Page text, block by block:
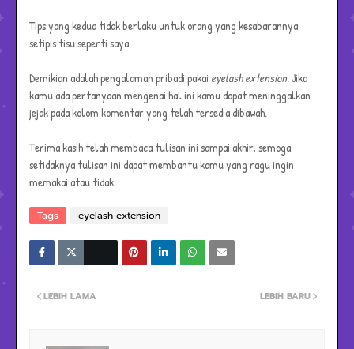
Tips yang kedua tidak berlaku untuk orang yang kesabarannya
setipis tisu seperti saya.
Demikian adalah pengalaman pribadi pakai eyelash extension.Jika
kamu ada pertanyaan mengenai hal ini kamu dapat meninggalkan
jejak pada kolom komentar yang telah tersedia dibawah.
Terima kasih telah membaca tulisan ini sampai akhir, semoga
setidaknya tulisan ini dapat membantu kamu yang ragu ingin
memakai atau tidak.
Tags eyelash extension
LEBIH BARU
LEBIH LAMA